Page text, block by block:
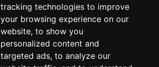
tracking technologies to improve
your browsing experience on our
website, to show you
personalized content and
targeted ads, to analyze our